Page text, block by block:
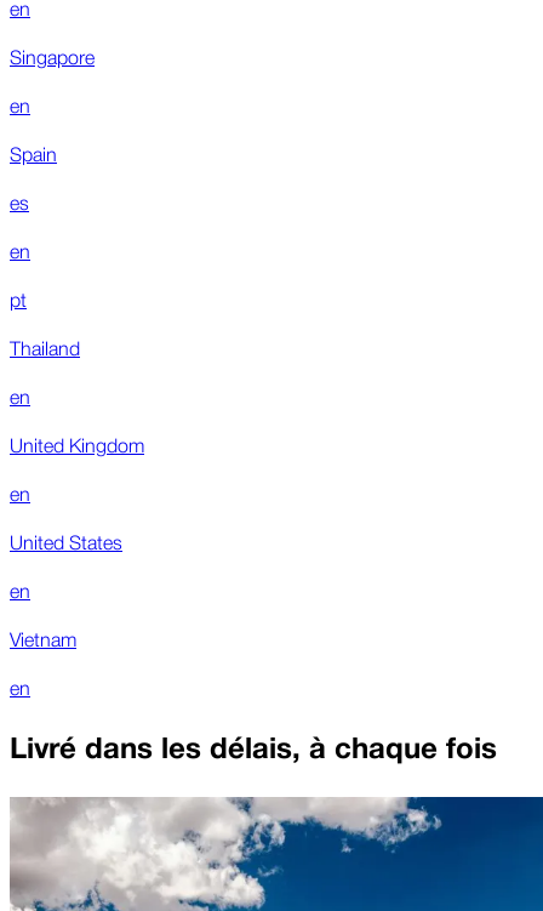
en
Singapore
en
Spain
es
en
pt
Thailand
en
United Kingdom
en
United States
en
Vietnam
en
Livré dans les délais, à chaque fois